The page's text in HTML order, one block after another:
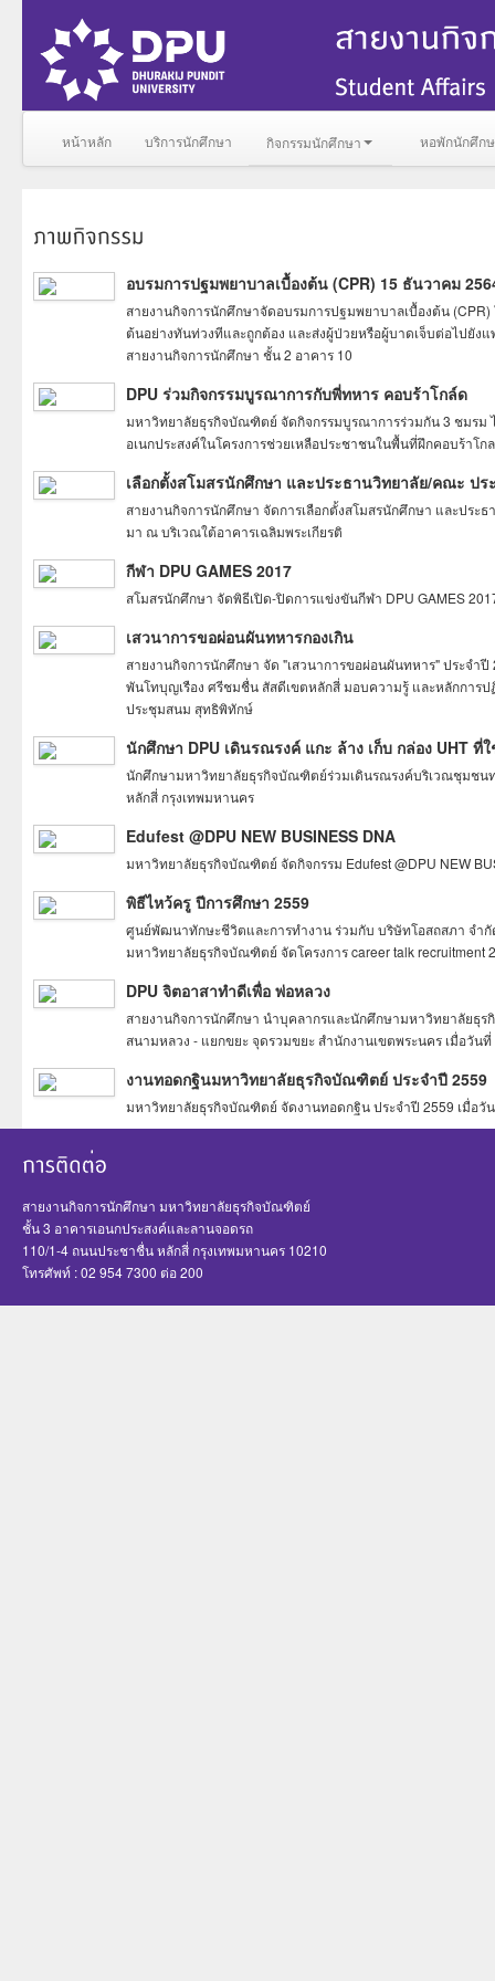
หน้าหลัก บริการนักศึกษา กิจกรรมนักศึกษา หอพักนักศึก
อบรมการปฐมพยาบาลเบื้องต้น (CPR) 15 ธันวาคม
สายงานกิจการนักศึกษาจัดอบรมการปฐมพยาบาลเบื้องต้น
ต้นอย่างทันท่วงทีและถูกต้อง และส่งผู้ป่วยหรือผู้บาดเจ็บต่อไปยัง
สายงานกิจการนักศึกษา ชั้น 2 อาคาร 10
DPU ร่วมกิจกรรมบูรณาการกับพี่ทหาร คอบร้าโกล์ด
มหาวิทยาลัยธุรกิจบัณฑิตย์ จัดกิจกรรมบูรณาการร่วมกัน 3 ชมรม
อเนกประสงค์ในโครงการช่วยเหลือประชาชนในพื้นที่ฝึกคอบร้าโก
เลือกตั้งสโมสรนักศึกษา และประธานวิทยาลัย/คณะ ปร
สายงานกิจการนักศึกษา จัดการเลือกตั้งสโมสรนักศึกษา และประ
มา ณ บริเวณใต้อาคารเฉลิมพระเกียรติ
กีฬา DPU GAMES 2017
สโมสรนักศึกษา จัดพิธีเปิด-ปิดการแข่งขันกีฬา DPU GAMES
เสวนาการขอผ่อนผันทหารกองเกิน
สายงานกิจการนักศึกษา จัด "เสวนาการขอผ่อนผันทหาร" ประจ
พันโทบุญเรือง ศรีชมชื่น สัสดีเขตหลักสี่ มอบความรู้ และหลักการ
ประชุมสนม สุทธิพิทักษ์
นักศึกษา DPU เดินรณรงค์ แกะ ล้าง เก็บ กล่อง UHT ที่
นักศึกษามหาวิทยาลัยธุรกิจบัณฑิตย์ร่วมเดินรณรงค์บริเวณชุมชน
หลักสี่ กรุงเทพมหานคร
Edufest @DPU NEW BUSINESS DNA
มหาวิทยาลัยธุรกิจบัณฑิตย์ จัดกิจกรรม Edufest @DPU NEW
พิธีไหว้ครู ปีการศึกษา 2559
ศูนย์พัฒนาทักษะชีวิตและการทำงาน ร่วมกับ บริษัทโอสถสภา จำกั
มหาวิทยาลัยธุรกิจบัณฑิตย์ จัดโครงการ career talk recruitment
DPU จิตอาสาทำดีเพื่อ พ่อหลวง
สายงานกิจการนักศึกษา นำบุคลากรและนักศึกษามหาวิทยาลัยธุ
สนามหลวง - แยกขยะ จุดรวมขยะ สำนักงานเขตพระนคร เมื่อวัน
งานทอดกฐินมหาวิทยาลัยธุรกิจบัณฑิตย์ ประจำปี 2559
มหาวิทยาลัยธุรกิจบัณฑิตย์ จัดงานทอดกฐิน ประจำปี 2559 เมื่อ
สายงานกิจการนักศึกษา มหาวิทยาลัยธุรกิจบัณฑิตย์
ชั้น 3 อาคารเอนกประสงค์และลานจอดรถ
110/1-4 ถนนประชาชื่น หลักสี่ กรุงเทพมหานคร 10210
โทรศัพท์ : 02 954 7300 ต่อ 200